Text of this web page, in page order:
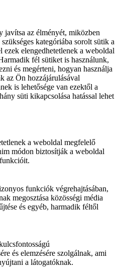
javítsa az élményét, miközben
kategóriába sorolt sütik a
elengedhetetlenek a weboldal
fél sütiket is használunk,
és megérteni, hogyan használja
az Ön hozzájárulásával
is lehetősége van ezektől a
süti kikapcsolása hatással lehet
a weboldal megfelelő
módon biztosítják a weboldal
funkciók végrehajtásában,
megosztása közösségi média
és egyéb, harmadik féltől
és elemzésére szolgálnak, ami
a látogatóknak.